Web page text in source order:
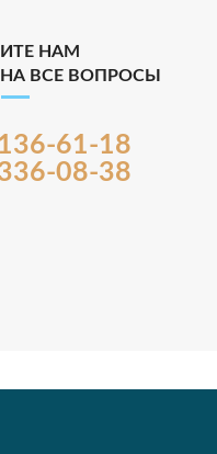
НАМ
ВСЕ ВОПРОСЫ
61-18
08-38